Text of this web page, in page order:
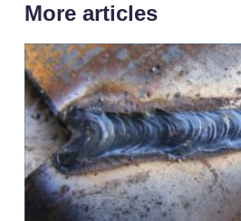
More articles